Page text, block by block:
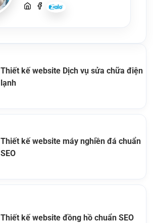
một lập trình viên, người
Thiết kế website Dịch vụ sửa chữa điện
lạnh
Thiết kế website máy nghiền đá chuẩn
SEO
Thiết kế website đồng hồ chuẩn SEO